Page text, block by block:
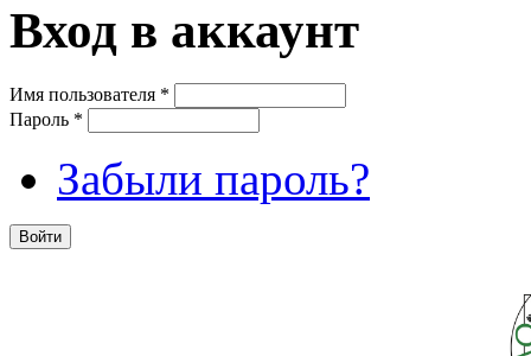
Вход в аккаунт
Имя пользователя *
Пароль *
Забыли пароль?